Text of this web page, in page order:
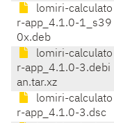
lomiri-calculato
r-app_4.1.0-1_s39
0x.deb
lomiri-calculato
r-app_4.1.0-3.debi
an.tar.xz
lomiri-calculato
r-app_4.1.0-3.dsc